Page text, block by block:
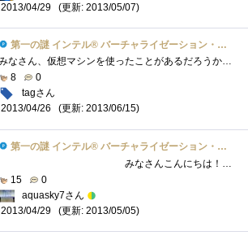
2013/04/29
(更新: 2013/05/07)
第一の謎 インテル® バーチャライゼーション・テクノロジーとは？
みなさん、仮想マシンを使ったことがあるだろうか。 もちろん使ったことないって人もいると思うが、ちょっとパソコンが使える人で、いろいろ...
8
0
tagさん
2013/04/26
(更新: 2013/06/15)
第一の謎 インテル® バーチャライゼーション・テクノロジーとは？
みなさんこんにちは！ご観覧ありがとうございます！今回は、「『インテル(R)Core(TM)vPro(TM)プロセッサー・ファミリー�...
15
0
aquasky7さん
2013/04/29
(更新: 2013/05/05)